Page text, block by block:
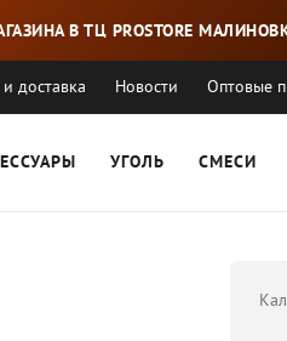
В ТЦ PROSTORE
доставка Новости Оптовые
УГОЛЬ СМЕСИ